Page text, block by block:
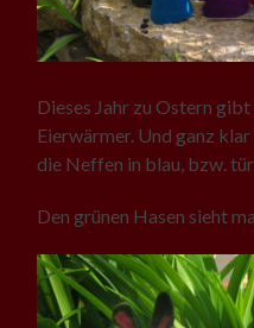
Dieses Jahr zu Ostern gibt
Eierwärmer. Und ganz
die Neffen in blau, bzw.
Den grünen Hasen sieht